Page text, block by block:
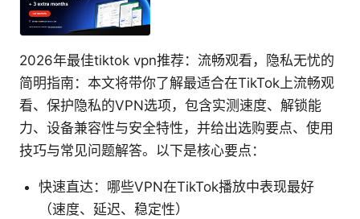
2026年最佳tiktok vpn推荐：流畅观看，隐私无忧的
简明指南：本文将带你了解最适合在TikTok上流畅观
看、保护隐私的VPN选项，包含实测速度、解锁能
力、设备兼容性与安全特性，并给出选购要点、使用
技巧与常见问题解答。以下是核心要点：
快速直达：哪些VPN在TikTok播放中表现最好
（速度、延迟、稳定性）